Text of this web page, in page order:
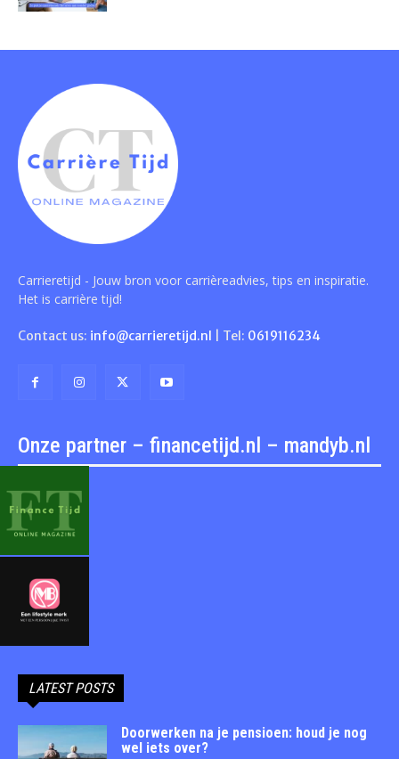
Carrieretijd - Jouw bron voor carrièreadvies, tips en inspiratie.
Het is carrière tijd!
Contact us: info@carrieretijd.nl | Tel: 0619116234
Onze partner – financetijd.nl – mandyb.nl
LATEST POSTS
Doorwerken na je pensioen: houd je nog
wel iets over?